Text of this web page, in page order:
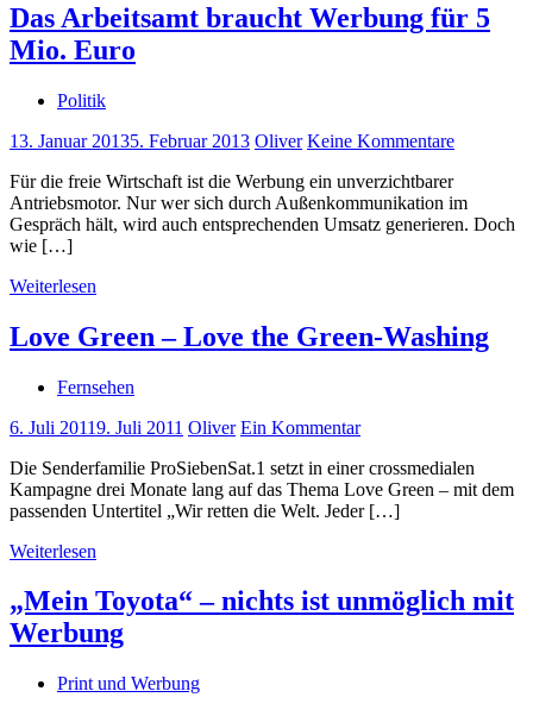
Das Arbeitsamt braucht Werbung für 5
Mio. Euro
Politik
13. Januar 20135. Februar 2013 Oliver Keine Kommentare
Für die freie Wirtschaft ist die Werbung ein unverzichtbarer
Antriebsmotor. Nur wer sich durch Außenkommunikation im
Gespräch hält, wird auch entsprechenden Umsatz generieren. Doch
wie […]
Weiterlesen
Love Green – Love the Green-Washing
Fernsehen
6. Juli 20119. Juli 2011 Oliver Ein Kommentar
Die Senderfamilie ProSiebenSat.1 setzt in einer crossmedialen
Kampagne drei Monate lang auf das Thema Love Green – mit dem
passenden Untertitel „Wir retten die Welt. Jeder […]
Weiterlesen
„Mein Toyota“ – nichts ist unmöglich mit
Werbung
Print und Werbung